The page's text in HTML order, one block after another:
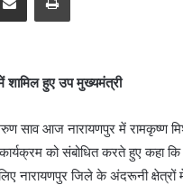
शामिल हुए उप मुख्यमंत्री
साव आज नारायणपुर में रामकृष्ण
को संबोधित करते हुए कहा
नारायणपुर जिले के अंदरूनी